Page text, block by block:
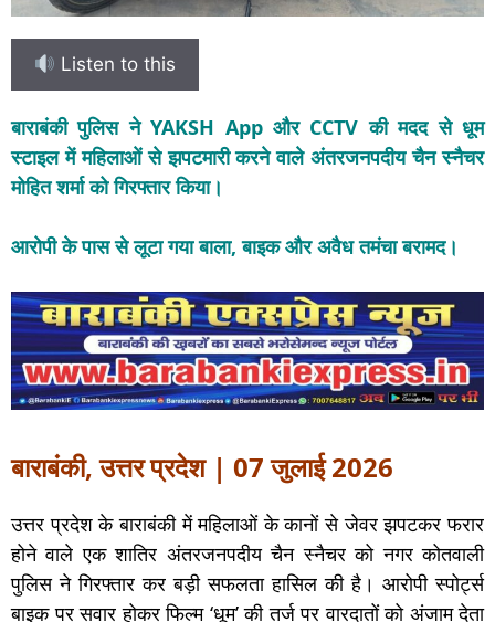
Listen to this
बाराबंकी पुलिस ने YAKSH App और CCTV की मदद से धूम
स्टाइल में महिलाओं से झपटमारी करने वाले अंतरजनपदीय चैन स्नैचर
मोहित शर्मा को गिरफ्तार किया।
आरोपी के पास से लूटा गया बाला, बाइक और अवैध तमंचा बरामद।
बाराबंकी, उत्तर प्रदेश | 07 जुलाई 2026
उत्तर प्रदेश के बाराबंकी में महिलाओं के कानों से जेवर झपटकर फरार
होने वाले एक शातिर अंतरजनपदीय चैन स्नैचर को नगर कोतवाली
पुलिस ने गिरफ्तार कर बड़ी सफलता हासिल की है। आरोपी स्पोर्ट्स
बाइक पर सवार होकर फिल्म ‘धूम’ की तर्ज पर वारदातों को अंजाम देता